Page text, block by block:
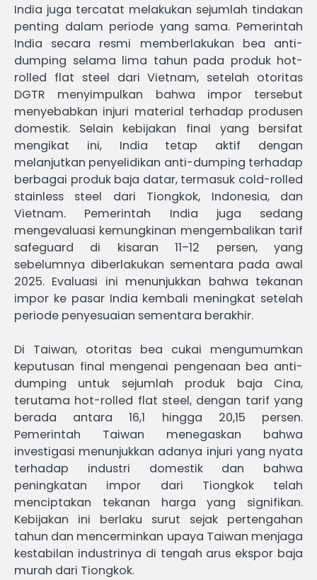
India juga tercatat melakukan sejumlah tindakan
penting dalam periode yang sama. Pemerintah
India secara resmi memberlakukan bea anti-
dumping selama lima tahun pada produk hot-
rolled flat steel dari Vietnam, setelah otoritas
DGTR menyimpulkan bahwa impor tersebut
menyebabkan injuri material terhadap produsen
domestik. Selain kebijakan final yang bersifat
mengikat ini, India tetap aktif dengan
melanjutkan penyelidikan anti-dumping terhadap
berbagai produk baja datar, termasuk cold-rolled
stainless steel dari Tiongkok, Indonesia, dan
Vietnam. Pemerintah India juga sedang
mengevaluasi kemungkinan mengembalikan tarif
safeguard di kisaran 11–12 persen, yang
sebelumnya diberlakukan sementara pada awal
2025. Evaluasi ini menunjukkan bahwa tekanan
impor ke pasar India kembali meningkat setelah
periode penyesuaian sementara berakhir.
Di Taiwan, otoritas bea cukai mengumumkan
keputusan final mengenai pengenaan bea anti-
dumping untuk sejumlah produk baja Cina,
terutama hot-rolled flat steel, dengan tarif yang
berada antara 16,1 hingga 20,15 persen.
Pemerintah Taiwan menegaskan bahwa
investigasi menunjukkan adanya injuri yang nyata
terhadap industri domestik dan bahwa
peningkatan impor dari Tiongkok telah
menciptakan tekanan harga yang signifikan.
Kebijakan ini berlaku surut sejak pertengahan
tahun dan mencerminkan upaya Taiwan menjaga
kestabilan industrinya di tengah arus ekspor baja
murah dari Tiongkok.